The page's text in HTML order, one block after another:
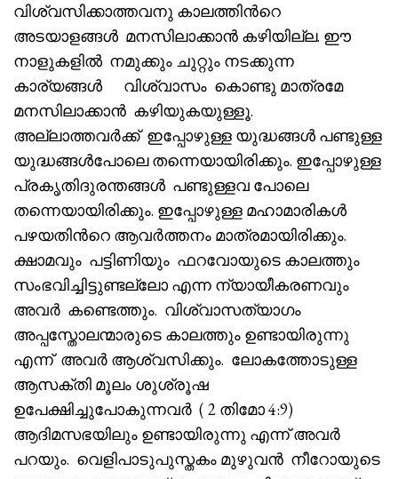
വിശ്വസിക്കാത്തവനു കാലത്തിൻറെ
അടയാളങ്ങൾ മനസിലാക്കാൻ കഴിയില്ല. ഈ
നാളുകളിൽ നമുക്കും ചുറ്റും നടക്കുന്ന
കാര്യങ്ങൾ വിശ്വാസം കൊണ്ടു മാത്രമേ
മനസിലാക്കാൻ കഴിയുകയുള്ളൂ.
അല്ലാത്തവർക്ക് ഇപ്പോഴുള്ള യുദ്ധങ്ങൾ പണ്ടുള്ള
യുദ്ധങ്ങൾപോലെ തന്നെയായിരിക്കും. ഇപ്പോഴുള്ള
പ്രകൃതിദുരന്തങ്ങൾ പണ്ടുള്ളവ പോലെ
തന്നെയായിരിക്കും. ഇപ്പോഴുള്ള മഹാമാരികൾ
പഴയതിൻറെ ആവർത്തനം മാത്രമായിരിക്കും.
ക്ഷാമവും പട്ടിണിയും ഫറവോയുടെ കാലത്തും
സംഭവിച്ചിട്ടുണ്ടല്ലോ എന്ന ന്യായീകരണവും
അവർ കണ്ടെത്തും. വിശ്വാസത്യാഗം
അപ്പസ്തോലന്മാരുടെ കാലത്തും ഉണ്ടായിരുന്നു
എന്ന് അവർ ആശ്വസിക്കും. ലോകത്തോടുള്ള
ആസക്തി മൂലം ശുശ്രൂഷ
ഉപേക്ഷിച്ചുപോകുന്നവർ ( 2 തിമോ 4:9)
ആദിമസഭയിലും ഉണ്ടായിരുന്നു എന്ന് അവർ
പറയും. വെളിപാടുപുസ്തകം മുഴുവൻ നീറോയുടെ